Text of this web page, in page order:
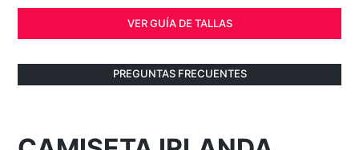
VER GUÍA DE TALLAS
PREGUNTAS FRECUENTES